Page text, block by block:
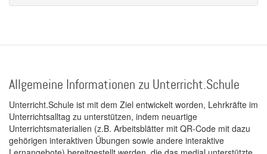
Allgemeine Informationen zu Unterricht.Schule
Unterricht.Schule ist mit dem Ziel entwickelt worden, Lehrkräfte im
Unterrichtsalltag zu unterstützen, indem neuartige
Unterrichtsmaterialien (z.B. Arbeitsblätter mit QR-Code mit dazu
gehörigen interaktiven Übungen sowie andere interaktive